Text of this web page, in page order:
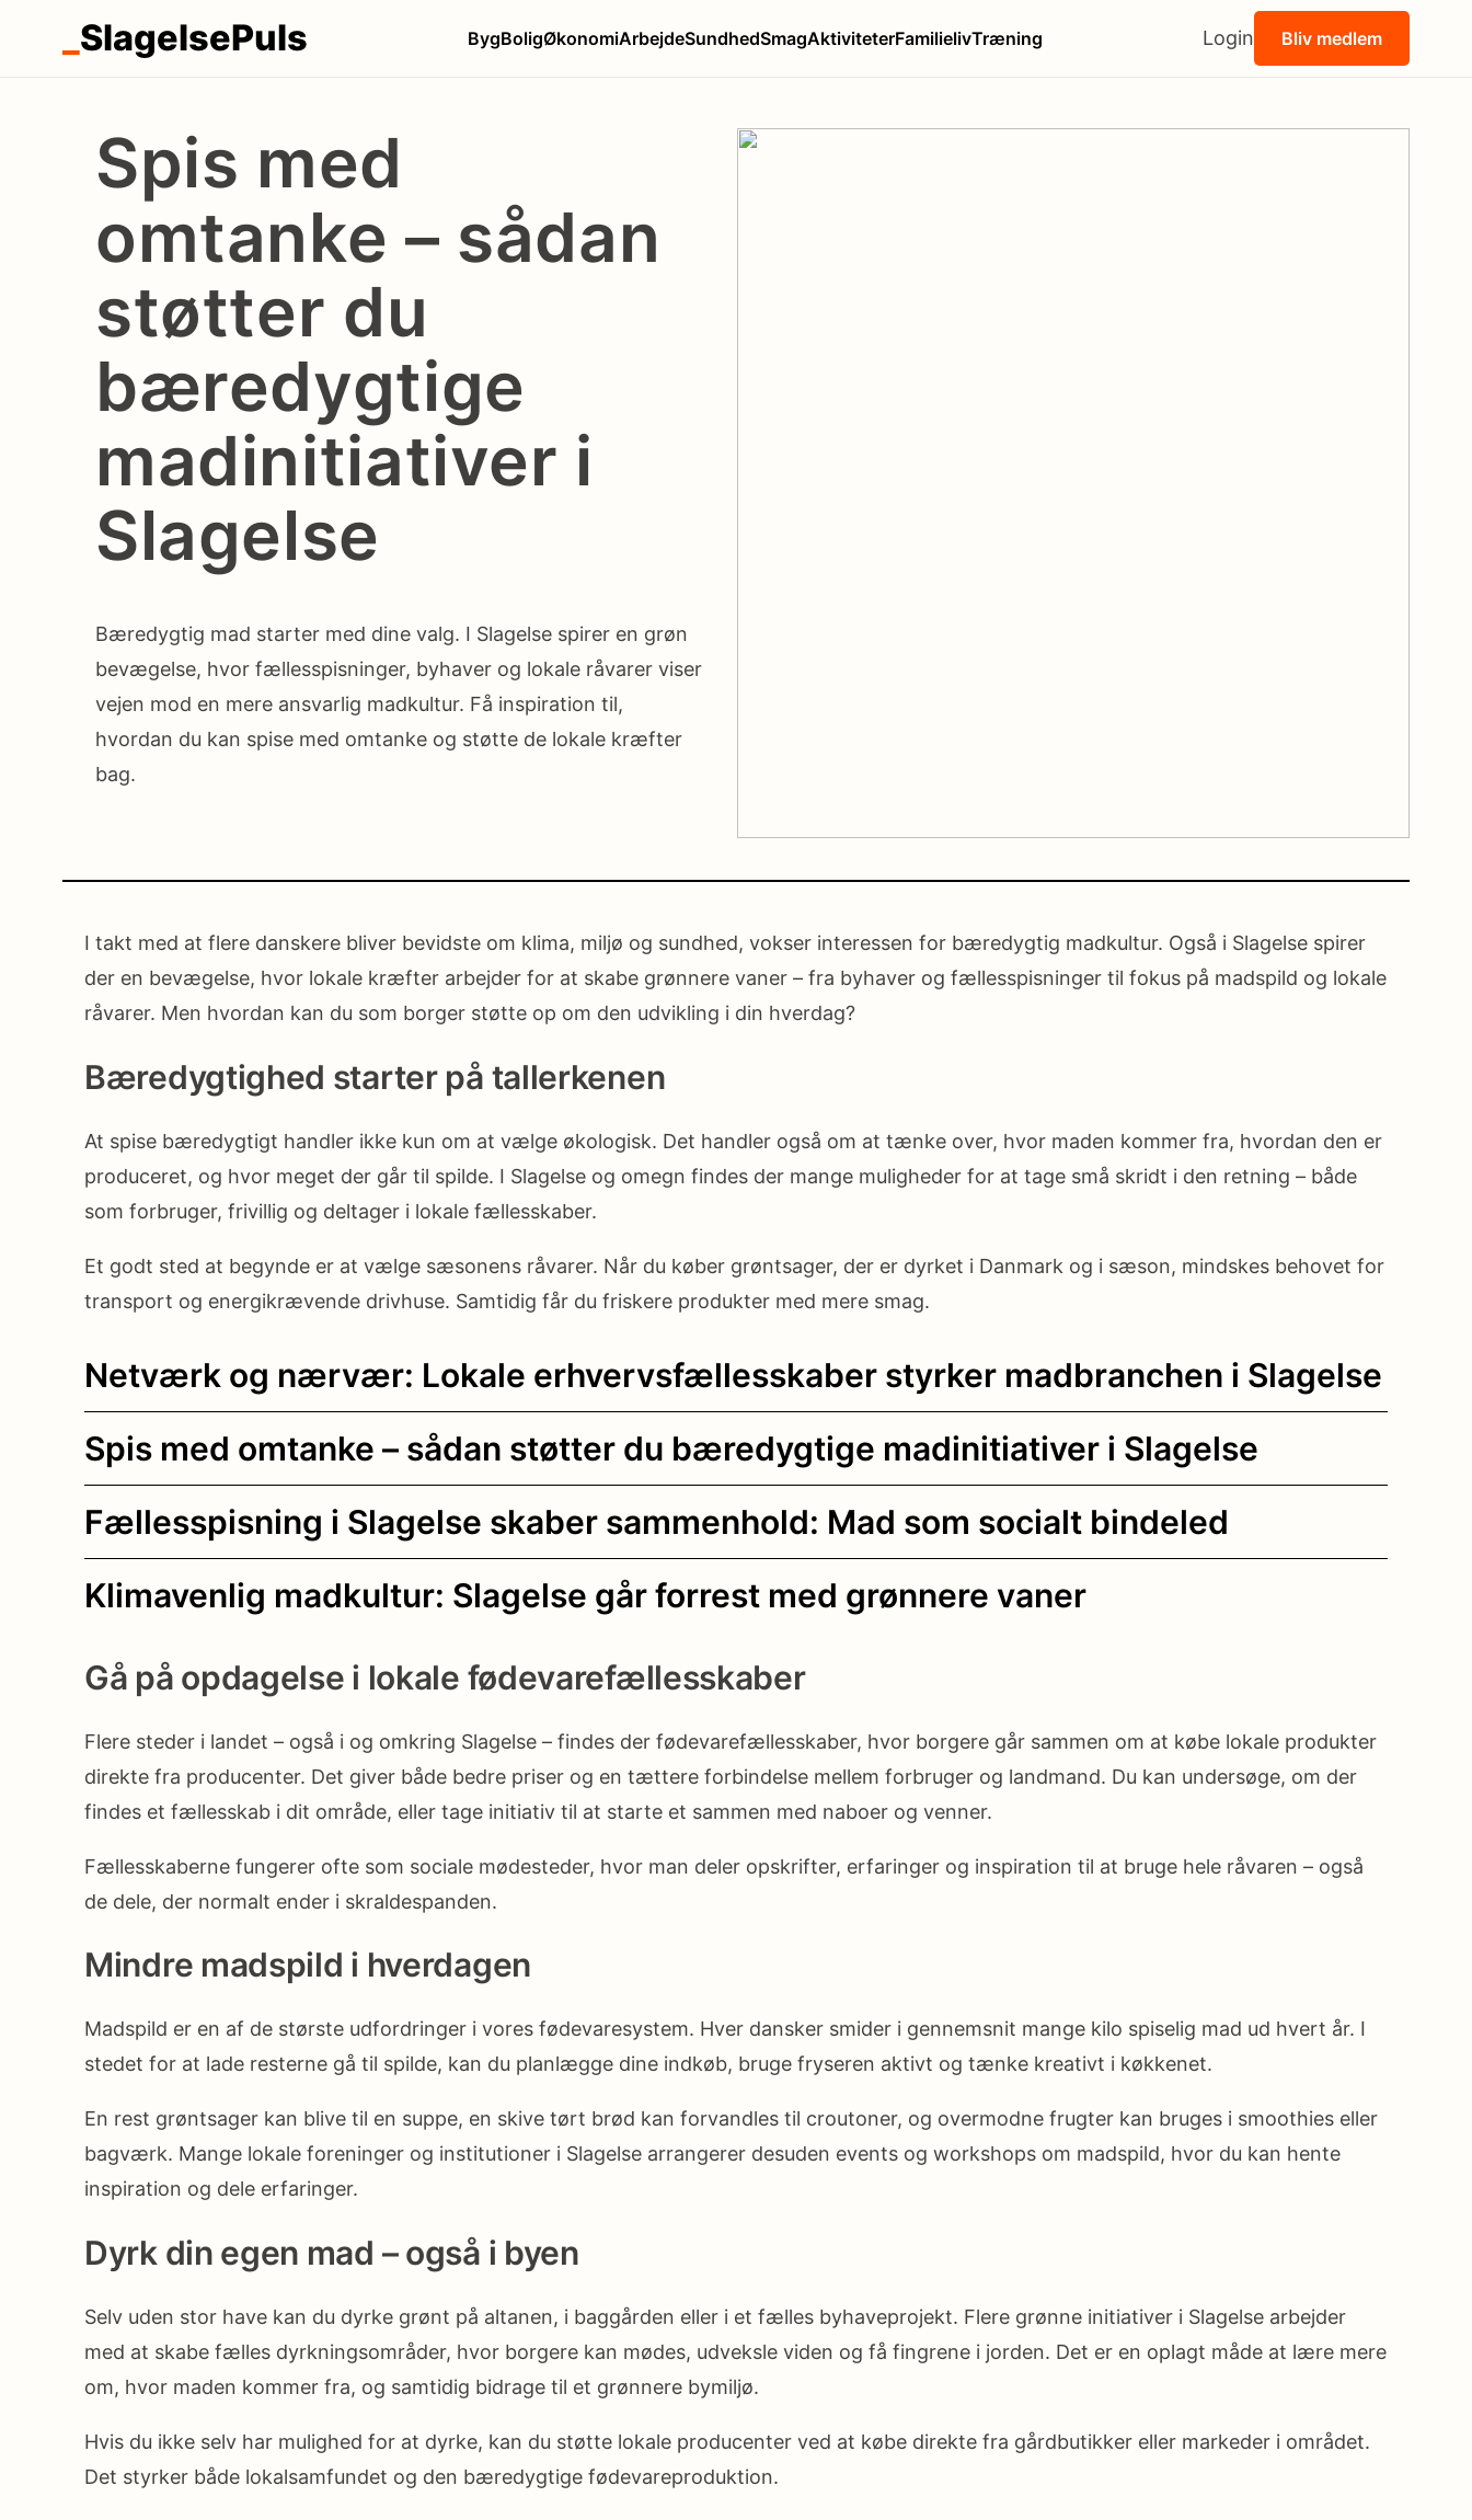
SlagelsePuls BygBoligØkonomiArbejdeSundhedSmagAktiviteterFamilielivTræning Login Bliv medlem
Spis med
omtanke – sådan
støtter du
bæredygtige
madinitiativer i
Slagelse
Bæredygtig mad starter med dine valg. I Slagelse spirer en grøn
bevægelse, hvor fællesspisninger, byhaver og lokale råvarer viser
vejen mod en mere ansvarlig madkultur. Få inspiration til,
hvordan du kan spise med omtanke og støtte de lokale kræfter
bag.
I takt med at flere danskere bliver bevidste om klima, miljø og sundhed, vokser interessen for bæredygtig madkultur. Også i Slagelse spirer
der en bevægelse, hvor lokale kræfter arbejder for at skabe grønnere vaner – fra byhaver og fællesspisninger til fokus på madspild og lokale
råvarer. Men hvordan kan du som borger støtte op om den udvikling i din hverdag?
Bæredygtighed starter på tallerkenen
At spise bæredygtigt handler ikke kun om at vælge økologisk. Det handler også om at tænke over, hvor maden kommer fra, hvordan den er
produceret, og hvor meget der går til spilde. I Slagelse og omegn findes der mange muligheder for at tage små skridt i den retning – både
som forbruger, frivillig og deltager i lokale fællesskaber.
Et godt sted at begynde er at vælge sæsonens råvarer. Når du køber grøntsager, der er dyrket i Danmark og i sæson, mindskes behovet for
transport og energikrævende drivhuse. Samtidig får du friskere produkter med mere smag.
Netværk og nærvær: Lokale erhvervsfællesskaber styrker madbranchen i Slagelse
Spis med omtanke – sådan støtter du bæredygtige madinitiativer i Slagelse
Fællesspisning i Slagelse skaber sammenhold: Mad som socialt bindeled
Klimavenlig madkultur: Slagelse går forrest med grønnere vaner
Gå på opdagelse i lokale fødevarefællesskaber
Flere steder i landet – også i og omkring Slagelse – findes der fødevarefællesskaber, hvor borgere går sammen om at købe lokale produkter
direkte fra producenter. Det giver både bedre priser og en tættere forbindelse mellem forbruger og landmand. Du kan undersøge, om der
findes et fællesskab i dit område, eller tage initiativ til at starte et sammen med naboer og venner.
Fællesskaberne fungerer ofte som sociale mødesteder, hvor man deler opskrifter, erfaringer og inspiration til at bruge hele råvaren – også
de dele, der normalt ender i skraldespanden.
Mindre madspild i hverdagen
Madspild er en af de største udfordringer i vores fødevaresystem. Hver dansker smider i gennemsnit mange kilo spiselig mad ud hvert år. I
stedet for at lade resterne gå til spilde, kan du planlægge dine indkøb, bruge fryseren aktivt og tænke kreativt i køkkenet.
En rest grøntsager kan blive til en suppe, en skive tørt brød kan forvandles til croutoner, og overmodne frugter kan bruges i smoothies eller
bagværk. Mange lokale foreninger og institutioner i Slagelse arrangerer desuden events og workshops om madspild, hvor du kan hente
inspiration og dele erfaringer.
Dyrk din egen mad – også i byen
Selv uden stor have kan du dyrke grønt på altanen, i baggården eller i et fælles byhaveprojekt. Flere grønne initiativer i Slagelse arbejder
med at skabe fælles dyrkningsområder, hvor borgere kan mødes, udveksle viden og få fingrene i jorden. Det er en oplagt måde at lære mere
om, hvor maden kommer fra, og samtidig bidrage til et grønnere bymiljø.
Hvis du ikke selv har mulighed for at dyrke, kan du støtte lokale producenter ved at købe direkte fra gårdbutikker eller markeder i området.
Det styrker både lokalsamfundet og den bæredygtige fødevareproduktion.